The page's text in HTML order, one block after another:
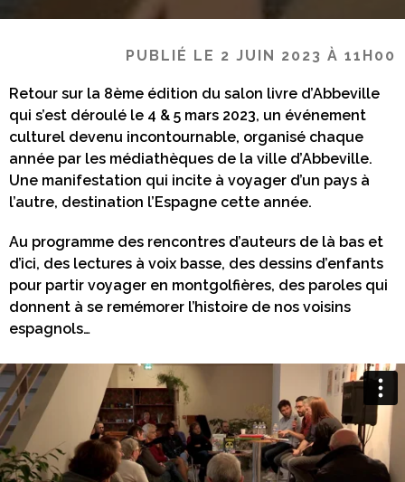
PUBLIÉ LE 2 JUIN 2023 À 11H00
Retour sur la 8ème édition du salon livre d’Abbeville
qui s’est déroulé le 4 & 5 mars 2023, un événement
culturel devenu incontournable, organisé chaque
année par les médiathèques de la ville d’Abbeville.
Une manifestation qui incite à voyager d’un pays à
l’autre, destination l’Espagne cette année.
Au programme des rencontres d’auteurs de là bas et
d’ici, des lectures à voix basse, des dessins d’enfants
pour partir voyager en montgolfières, des paroles qui
donnent à se remémorer l’histoire de nos voisins
espagnols…